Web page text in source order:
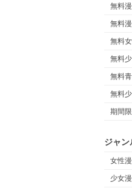
無料
無料
無料
無料
無料
無料
期間
ジャン
女性
少女